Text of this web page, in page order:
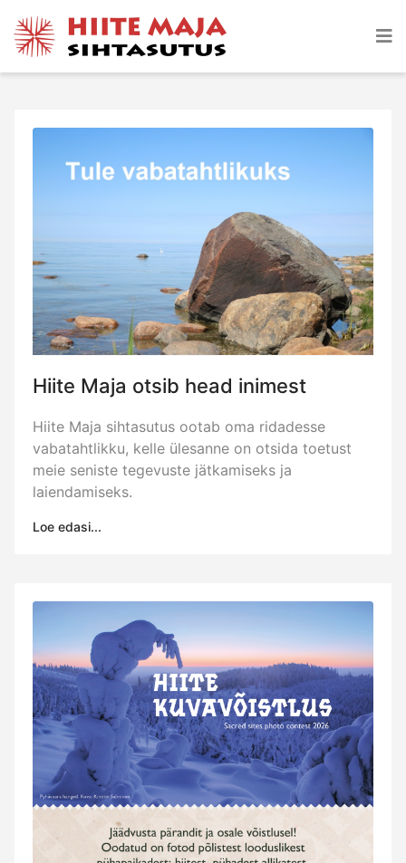
Hiite Maja otsib head inimest
Hiite Maja sihtasutus ootab oma ridadesse
vabatahtlikku, kelle ülesanne on otsida toetust
meie seniste tegevuste jätkamiseks ja
laiendamiseks.
Loe edasi...